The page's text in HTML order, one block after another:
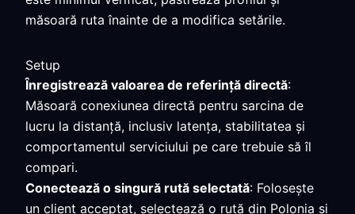
măsoară ruta înainte de a modifica setările.
Setup
Înregistrează valoarea de referință directă:
Măsoară conexiunea directă pentru sarcina de
lucru la distanță, inclusiv latența, stabilitatea și
comportamentul serviciului pe care trebuie să îl
compari.
Conectează o singură rută selectată: Folosește
un client acceptat, selectează o rută din Polonia și